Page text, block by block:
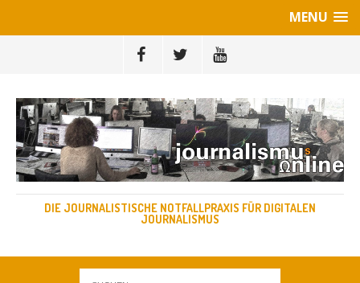
MENU
DIE JOURNALISTISCHE NOTFALLPRAXIS FÜR DIGITALEN
JOURNALISMUS